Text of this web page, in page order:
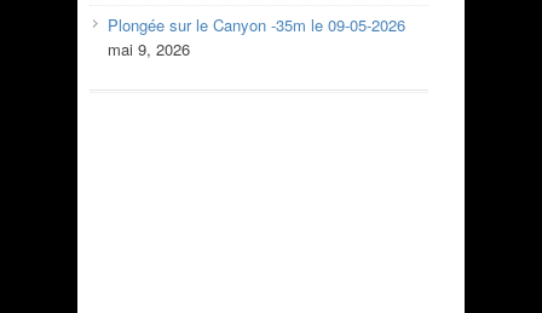
Plongée sur le Canyon -35m le 09-05-2026
mai 9, 2026